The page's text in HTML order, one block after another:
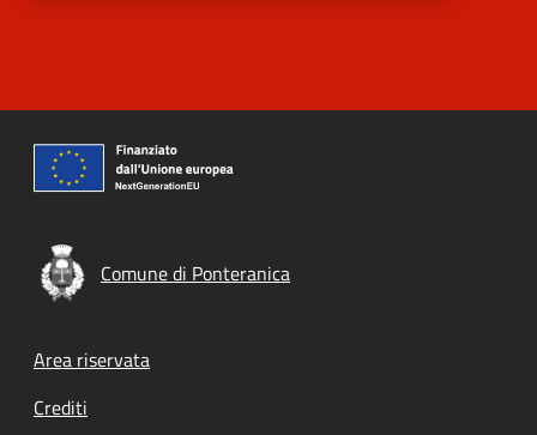
Comune di Ponteranica
Footer menu
Area riservata
Crediti